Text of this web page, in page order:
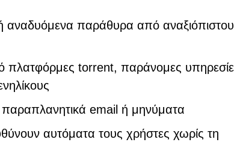
ή αναδυόμενα παράθυρα από
πλατφόρμες torrent, παράνομες
email ή μηνύματα
αυτόματα τους χρήστες χωρίς τη